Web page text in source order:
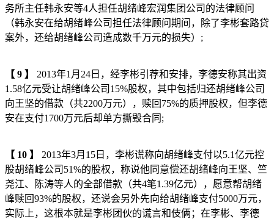
务所主任韩永安等4人担任胡绪峰宏润集团公司的法律顾问
（韩永安在给胡绪峰公司担任法律顾问期间，除了李彬套路贷
案外，还给胡绪峰公司造成数千万元的损失）;
【 9 】
2013年1月24日，经李彬引荐和安排，李德安称其出资
1.58亿元受让胡绪峰公司15%股权，其中包括归还胡绪峰公司
向王坚的借款（共2200万元），赎回75%的质押股权，但李德
安在支付1700万元后却单方撕毁合同;
【 10 】
2013年3月15日，李彬谎称向胡绪峰支付以5.1亿元控
股胡绪峰公司51%的股权，称说他同意偿还胡绪峰向王坚、竺
尧江、陈涛等人的全部借款（共4笔1.39亿元），愿意帮胡绪
峰赎回93%的股权，还说会另外先向给胡绪峰支付5000万元，
实际上，这根本就是李彬团伙的谎言和伎俩；在李彬、李德